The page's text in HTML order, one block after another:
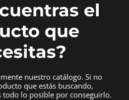
el
que
nuestro catálogo. Si no
que estás buscando,
todo lo posible por conseguirlo.